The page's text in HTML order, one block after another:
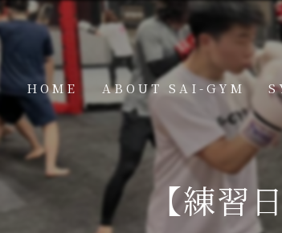
HOME ABOUT SAI-GYM
INSTRUCTOR
FAQ
FIGHTER【練習